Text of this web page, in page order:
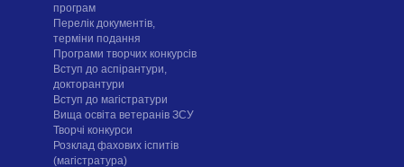
програм
Перелік документів,
терміни подання
Програми творчих конкурсiв
Вступ до аспірантури,
докторантури
Вступ до магістратури
Вища освіта ветеранів ЗСУ
Творчі конкурси
Розклад фахових іспитів
(магістратура)